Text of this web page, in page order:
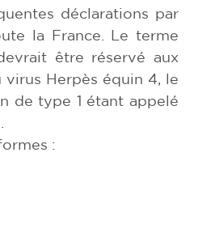
déclarations par
la France. Le terme
être réservé aux
virus Herpès équin 4, le
de type 1 étant appelé
: